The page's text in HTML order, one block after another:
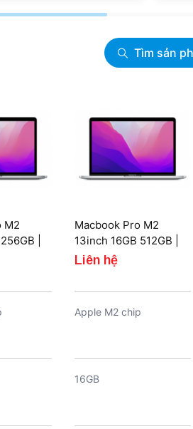
Tìm sản
M2
|
Macbook Pro M2
13inch 16GB 512GB |
New
Liên hệ
Apple M2 chip
16GB